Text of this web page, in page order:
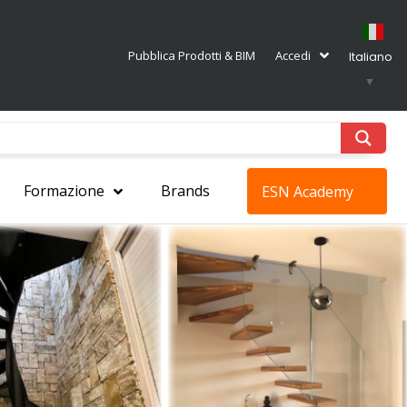
Pubblica Prodotti & BIM Accedi
Italiano
▼
Formazione Brands ESN Academy